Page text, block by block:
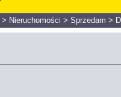
> Nieruchomości > Sprzedam >